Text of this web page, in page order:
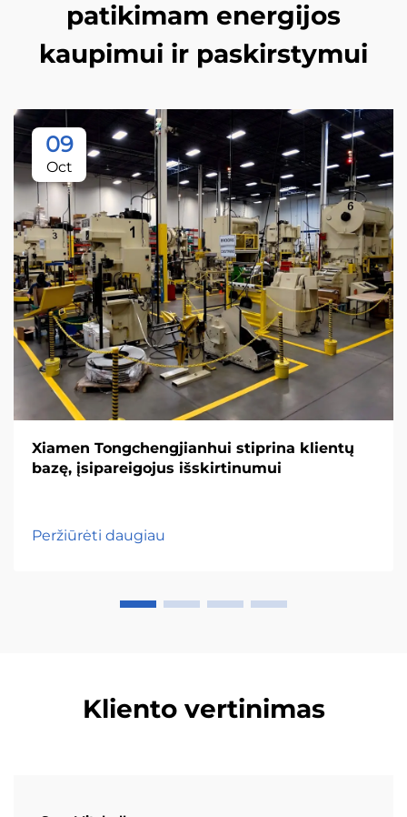
patikimam energijos
kaupimui ir paskirstymui
09
Oct
Xiamen Tongchengjianhui stiprina klientų
bazę, įsipareigojus išskirtinumui
Peržiūrėti daugiau
Kliento vertinimas